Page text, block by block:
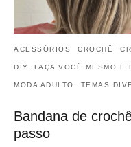
ACESSÓRIOS CROCHÊ
DIY, FAÇA VOCÊ MESMO E
MODA ADULTO TEMAS
Bandana de
passo